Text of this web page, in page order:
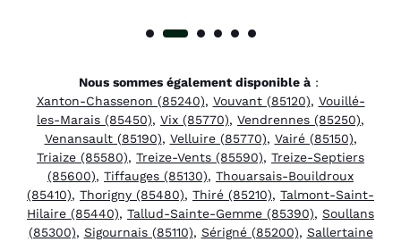
Nous sommes également disponible à:
Xanton-Chassenon (85240), Vouvant (85120), Vouillé-
les-Marais (85450), Vix (85770), Vendrennes (85250),
Venansault (85190), Velluire (85770), Vairé (85150),
Triaize (85580), Treize-Vents (85590), Treize-Septiers
(85600), Tiffauges (85130), Thouarsais-Bouildroux
(85410), Thorigny (85480), Thiré (85210), Talmont-Saint-
Hilaire (85440), Tallud-Sainte-Gemme (85390), Soullans
(85300), Sigournais (85110), Sérigné (85200), Sallertaine